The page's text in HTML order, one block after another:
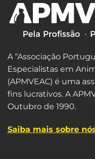
A “Associação
Especialistas em
(APMVEAC) é uma
fins lucrativos. A
Outubro de 1990.
Saiba mais sobre